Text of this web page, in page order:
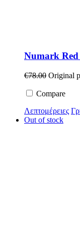
Numark
€78.00 Original
Compare
Λεπτομέρειες
Out of stock